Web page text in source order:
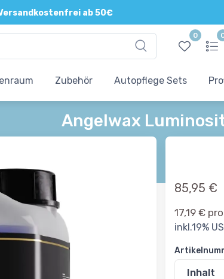
ab 50€
0
Zubehör Autopflege Sets
Angelwax
85,95 €
17,19 € pro
inkl.19%
Inhalt